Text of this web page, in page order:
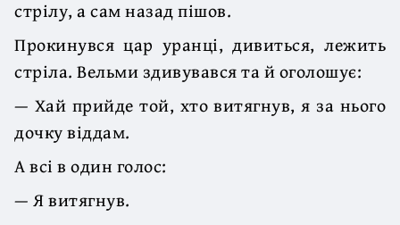
стрілу, а сам назад пішов.
Прокинувся цар уранці, дивиться, лежить
стріла. Вельми здивувався та й оголошує:
— Хай прийде той, хто витягнув, я за нього
дочку віддам.
А всі в один голос:
— Я витягнув.